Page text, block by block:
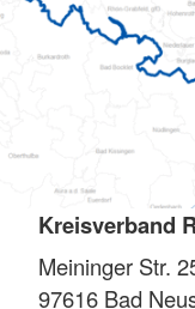
Kreisverband
Meininger Str.
97616 Bad